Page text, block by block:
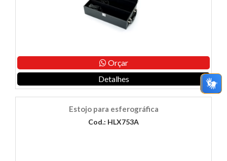
Orçar
Detalhes
Estojo para esferográfica
Cod.: HLX753A